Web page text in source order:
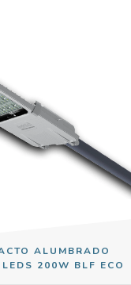
ALUMBRADO
200W BLF ECO